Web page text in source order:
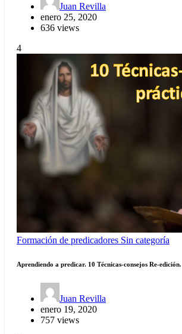
Juan Revilla
enero 25, 2020
636 views
4
Formación de predicadores Sin categoría
Aprendiendo a predicar. 10 Técnicas-consejos Re-edición.
Juan Revilla
enero 19, 2020
757 views